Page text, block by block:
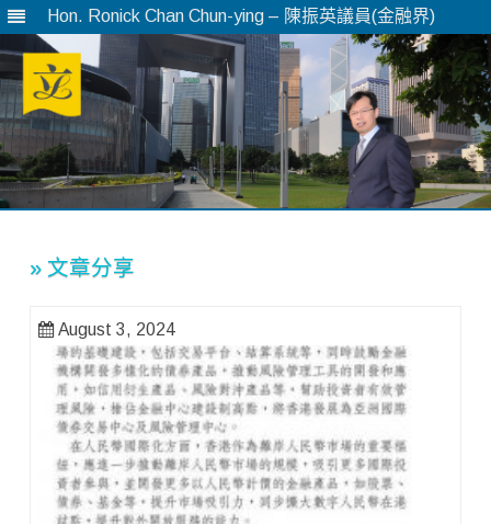
Hon. Ronick Chan Chun-ying – 陳振英議員(金融界)
» 文章分享
August 3, 2024